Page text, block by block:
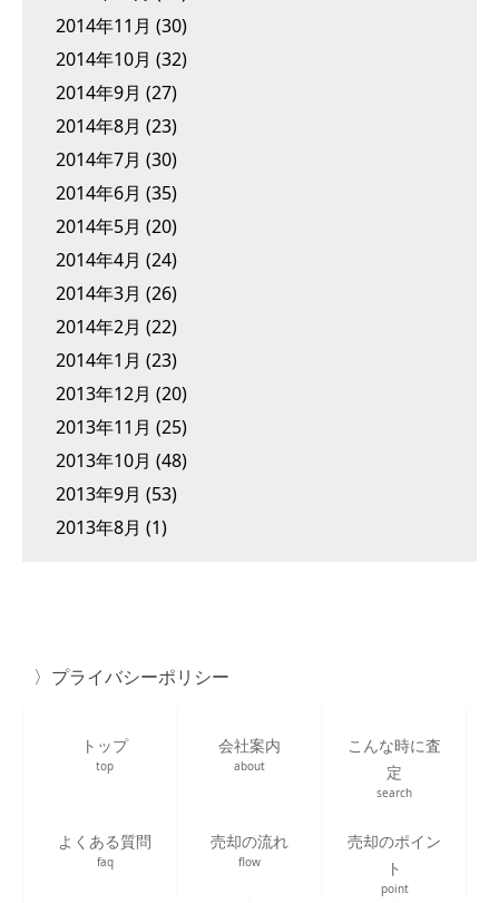
2014年11月 (30)
2014年10月 (32)
2014年9月 (27)
2014年8月 (23)
2014年7月 (30)
2014年6月 (35)
2014年5月 (20)
2014年4月 (24)
2014年3月 (26)
2014年2月 (22)
2014年1月 (23)
2013年12月 (20)
2013年11月 (25)
2013年10月 (48)
2013年9月 (53)
2013年8月 (1)
プライバシーポリシー
トップ
top
会社案内
about
こんな時に査
定
search
よくある質問
faq
売却の流れ
flow
売却のポイン
ト
point